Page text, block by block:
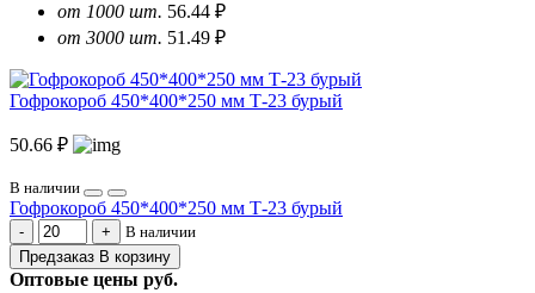
от 1000 шт. 56.44 ₽
от 3000 шт. 51.49 ₽
Гофрокороб 450*400*250 мм Т-23 бурый
50.66 ₽
В наличии
Гофрокороб 450*400*250 мм Т-23 бурый
В наличии
Предзаказ В корзину
Оптовые цены руб.